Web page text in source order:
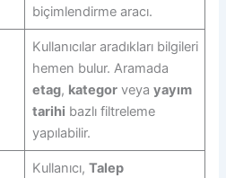
biçimlendirme aracı.
Kullanıcılar aradıkları bilgileri
hemen bulur. Aramada
etag, kategorveya yayım
tarihi bazlı filtreleme
yapılabilir.
Kullanıcı, Talep